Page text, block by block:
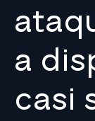
a
casi